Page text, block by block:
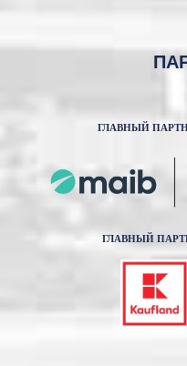
ГЛАВНЫЙ
ГЛАВНЫЙ